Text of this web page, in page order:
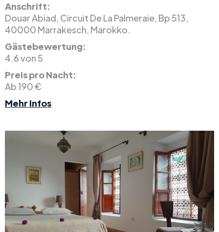
Anschrift:
Douar Abiad, Circuit De La Palmeraie, Bp 513,
40000 Marrakesch, Marokko.
Gästebewertung:
4.6 von 5
Preis pro Nacht:
Ab 190 €
Mehr Infos